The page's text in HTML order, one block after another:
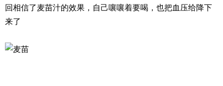
回相信了麦苗汁的效果，自己嚷嚷着要喝，也把血压给降下
来了